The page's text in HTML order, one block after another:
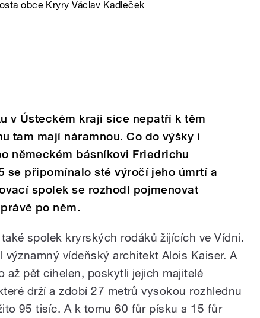
obce Kryry Václav Kadleček
v Ústeckém kraji sice nepatří k těm
tam mají náramnou. Co do výšky i
německém básníkovi Friedrichu
se připomínalo sté výročí jeho úmrtí a
spolek se rozhodl pojmenovat
po něm.
spolek kryrských rodáků žijících ve Vídni.
významný vídeňský architekt Alois Kaiser. A
až pět cihelen, poskytli jejich majitelé
drží a zdobí 27 metrů vysokou rozhlednu
95 tisíc. A k tomu 60 fůr písku a 15 fůr